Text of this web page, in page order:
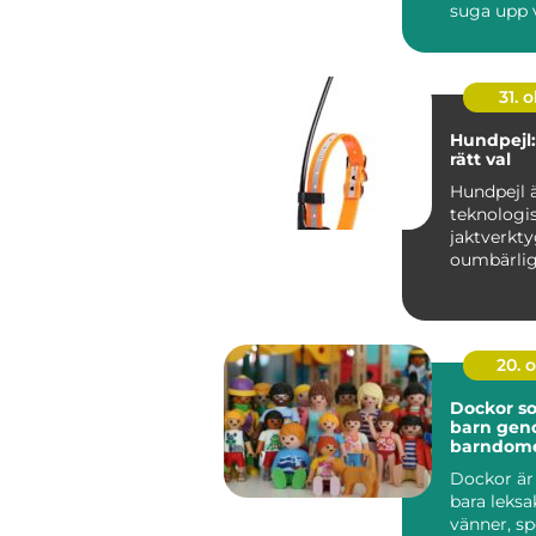
suga upp
31.
rätt val
Hundpejl
20.
Dockor
barn
Dockor
bara
vänner,